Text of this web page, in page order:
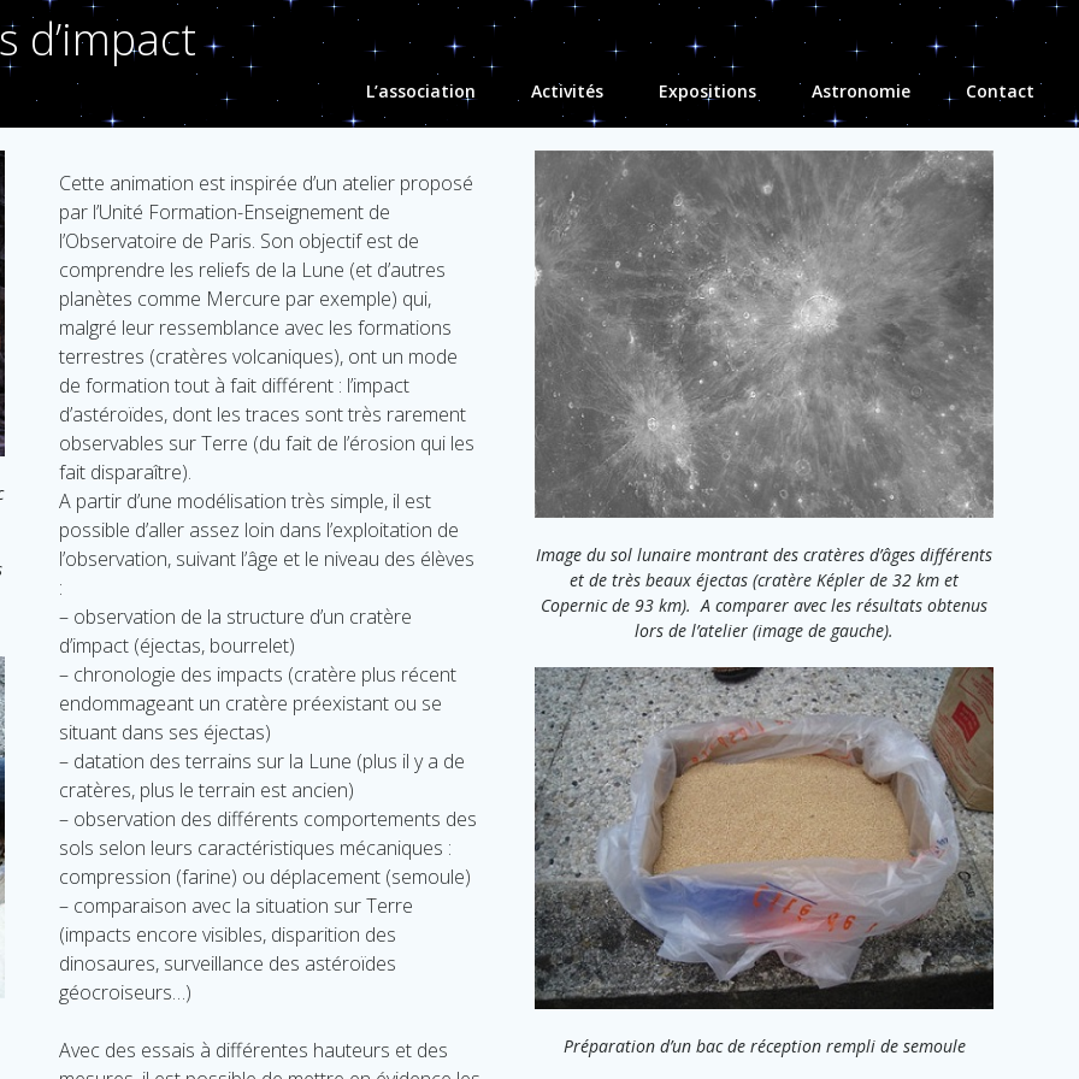
d’impact
L’association Activités Expositions Astronomie Contact
Cette animation est inspirée d’un atelier proposé
par l’Unité Formation-Enseignement de
l’Observatoire de Paris. Son objectif est de
comprendre les reliefs de la Lune (et d’autres
planètes comme Mercure par exemple) qui,
malgré leur ressemblance avec les formations
terrestres (cratères volcaniques), ont un mode
de formation tout à fait différent : l’impact
d’astéroïdes, dont les traces sont très rarement
observables sur Terre (du fait de l’érosion qui les
fait disparaître).
A partir d’une modélisation très simple, il est
possible d’aller assez loin dans l’exploitation de
l’observation, suivant l’âge et le niveau des élèves
:
– observation de la structure d’un cratère
d’impact (éjectas, bourrelet)
– chronologie des impacts (cratère plus récent
endommageant un cratère préexistant ou se
situant dans ses éjectas)
– datation des terrains sur la Lune (plus il y a de
cratères, plus le terrain est ancien)
– observation des différents comportements des
sols selon leurs caractéristiques mécaniques :
compression (farine) ou déplacement (semoule)
– comparaison avec la situation sur Terre
(impacts encore visibles, disparition des
dinosaures, surveillance des astéroïdes
géocroiseurs…)
Avec des essais à différentes hauteurs et des
Image du sol lunaire montrant des cratères d’âges différents
et de très beaux éjectas (cratère Képler de 32 km et
Copernic de 93 km). A comparer avec les résultats obtenus
lors de l’atelier (image de gauche).
Préparation d’un bac de réception rempli de semoule